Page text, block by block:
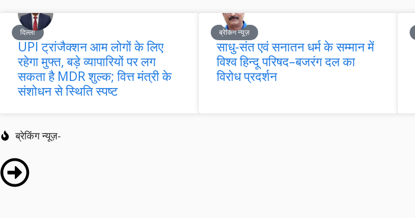
दिल्ली
UPI ट्रांजैक्शन आम लोगों के लिए
रहेगा मुफ्त, बड़े व्यापारियों पर लग
सकता है MDR शुल्क; वित्त मंत्री के
संशोधन से स्थिति स्पष्ट
ब्रेकिंग न्यूज़
साधु-संत एवं सनातन धर्म के सम्मान में
विश्व हिन्दू परिषद–बजरंग दल का
विरोध प्रदर्शन
ब्रेकिंग न्यूज़-